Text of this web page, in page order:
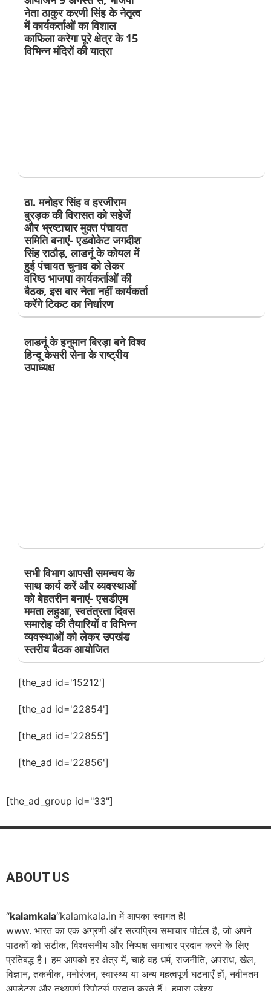
नेता ठाकुर करणी सिंह के नेतृत्व
में कार्यकर्ताओं का विशाल
काफिला करेगा पूरे क्षेत्र के 15
विभिन्न मंदिरों की यात्रा
ठा. मनोहर सिंह व हरजीराम
बुरड़क की विरासत को सहेजें
और भ्रष्टाचार मुक्त पंचायत
समिति बनाएं- एडवोकेट जगदीश
सिंह राठौड़, लाडनूं के कोयल में
हुई पंचायत चुनाव को लेकर
वरिष्ठ भाजपा कार्यकर्ताओं की
बैठक, इस बार नेता नहीं कार्यकर्ता
करेंगे टिकट का निर्धारण
लाडनूं के हनुमान बिरड़ा बने विश्व
हिन्दू केसरी सेना के राष्ट्रीय
उपाध्यक्ष
सभी विभाग आपसी समन्वय के
साथ कार्य करें और व्यवस्थाओं
को बेहतरीन बनाएं- एसडीएम
ममता लहुआ, स्वतंत्रता दिवस
समारोह की तैयारियों व विभिन्न
व्यवस्थाओं को लेकर उपखंड
स्तरीय बैठक आयोजित
[the_ad id='15212']
[the_ad id='22854']
[the_ad id='22855']
[the_ad id='22856']
[the_ad_group id="33"]
ABOUT US
“kalamkala“kalamkala.in में आपका स्वागत है!
www. भारत का एक अग्रणी और सत्यप्रिय समाचार पोर्टल है, जो अपने
पाठकों को सटीक, विश्वसनीय और निष्पक्ष समाचार प्रदान करने के लिए
प्रतिबद्ध है। हम आपको हर क्षेत्र में, चाहे वह धर्म, राजनीति, अपराध, खेल,
विज्ञान, तकनीक, मनोरंजन, स्वास्थ्य या अन्य महत्वपूर्ण घटनाएँ हों, नवीनतम